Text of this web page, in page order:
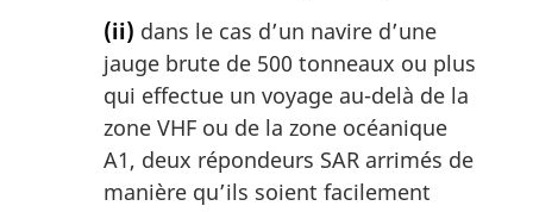
(ii) dans le cas d’un navire d’une
jauge brute de 500 tonneaux ou plus
qui effectue un voyage au-delà de la
zone VHF ou de la zone océanique
A1, deux répondeurs SAR arrimés de
manière qu’ils soient facilement